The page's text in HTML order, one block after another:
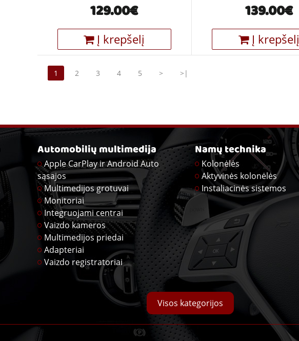
129.00€
Į krepšelį
139.00€
Į krepšelį
1 2 3 4 5 > >|
Automobilių multimedija
Apple CarPlay ir Android Auto
sąsajos
Multimedijos grotuvai
Monitoriai
Integruojami centrai
Vaizdo kameros
Multimedijos priedai
Adapteriai
Vaizdo registratoriai
Namų technika
Kolonėlės
Aktyvinės kolonėlės
Instaliacinės sistemos
Visos kategorijos